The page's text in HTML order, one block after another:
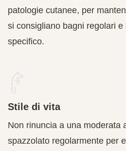
patologie cutanee, per
si consigliano bagni regolari
specifico.
Stile di vita
Non rinuncia a una moderata
spazzolato regolarmente per